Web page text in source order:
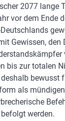
2077 lange
vor dem Ende
Gewissen,
bis zur totalen
bewusst
als
werden.